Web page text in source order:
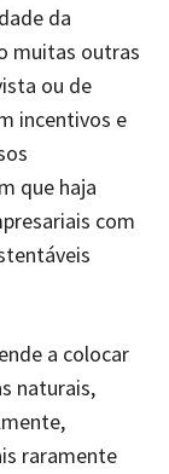
da
muitas outras
ou de
incentivos e
que haja
com
a colocar
naturais,
raramente